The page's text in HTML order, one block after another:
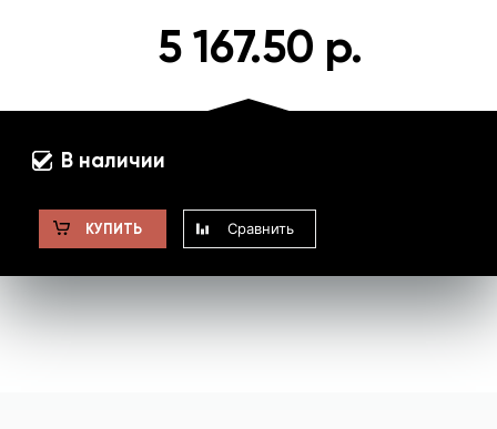
5 167.50 р.
В наличии
КУПИТЬ Сравнить